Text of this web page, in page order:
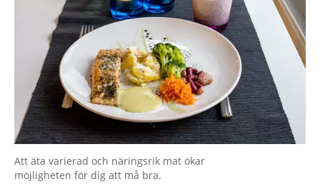
Att äta varierad och näringsrik mat ökar
möjligheten för dig att må bra.